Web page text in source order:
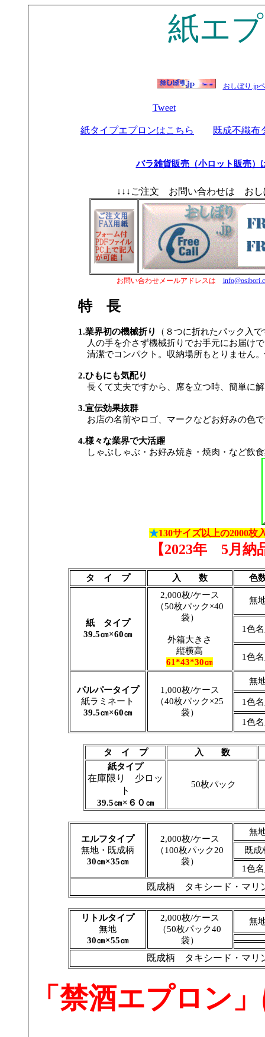
紙エ
おしぼり.jp
Tweet
紙タイプエプロンはこちら 既成不織布
バラ雑貨販売（小ロット販売）
↓↓↓ご注文 お問い合わせは おし
お問い合わせメールアドレスは
特 長
1.業界初の機械折り
（８つに折れたパック入
人の手を介さず機械折りでお手元にお届け
清潔でコンパクト。収納場所もとりません
2.ひもにも気配り
長くて丈夫ですから、席を立つ時、簡単に
3.宣伝効果抜群
お店の名前やロゴ、マークなどお好みの色
4.様々な業界で大活躍
しゃぶしゃぶ・お好み焼き・焼肉・など飲
★130サイズ以上の2000枚
【2023年 5月納
タ イ プ 入 数 色
紙 タイプ
39.5㎝×60㎝
2,000枚/ケース
（50枚パック×40
袋）
外箱大きさ
縦横高
61*43*30㎝
無
1色
1色
パルパータイプ
紙ラミネート
39.5㎝×60㎝
1,000枚/ケース
（40枚パック×25
袋）
無
1色
1色
タ イ プ
入 数
紙タイプ
在庫限り 少ロッ
ト
39.5㎝×６０㎝
50枚パック
エルフタイプ
無地・既成柄
30㎝×35㎝
2,000枚/ケース
（100枚パック20
袋）
無
既成
1色
既成柄 タキシード・マ
リトルタイプ
無地
30㎝×55㎝
2,000枚/ケース
（50枚パック40
袋）
無
既成柄 タキシード・マ
「禁酒エプロン